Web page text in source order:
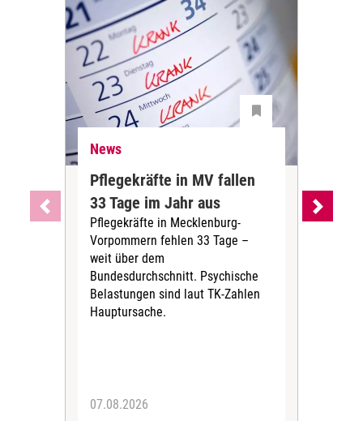
News
Pflegekräfte in MV fallen
33 Tage im Jahr aus
Pflegekräfte in Mecklenburg-
Vorpommern fehlen 33 Tage –
weit über dem
Bundesdurchschnitt. Psychische
Belastungen sind laut TK-Zahlen
Hauptursache.
07.08.2026